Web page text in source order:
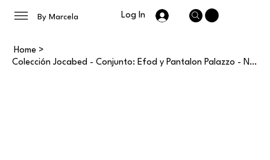
By Marcela Log In
Home >
Colección Jocabed - Conjunto: Efod y Pantalon Palazzo - Ninas